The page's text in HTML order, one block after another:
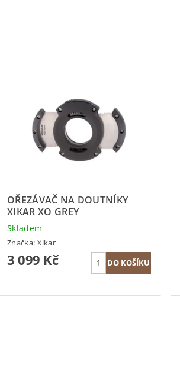
OŘEZÁVAČ NA DOUTNÍKY
XIKAR XO GREY
Skladem
Značka: Xikar
3 099 Kč